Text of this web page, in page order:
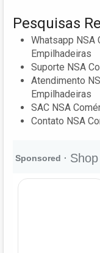
Pesquisas
Whatsapp NSA
Empilhadeiras
Suporte NSA
Atendimento
Empilhadeiras
SAC NSA
Contato NSA